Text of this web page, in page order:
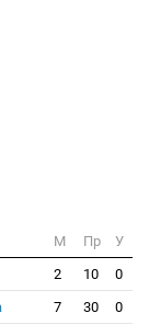
М Пр
У
2 10
0
7 30
0